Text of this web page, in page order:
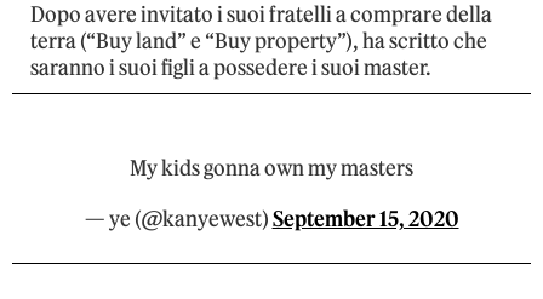
Dopo avere invitato i suoi fratelli a comprare della
terra (“Buy land” e “Buy property”), ha scritto che
saranno i suoi figli a possedere i suoi master.
My kids gonna own my masters
— ye (@kanyewest)September 15, 2020